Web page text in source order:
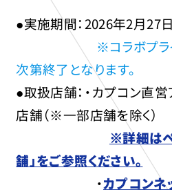
●実施期間：2026年2月27
※コラボプラ
次第終了となります。
●取扱店舗：・カプコン直
店舗（※一部店舗を除く）
※詳細は
舗」をご参照ください。
・カプコンネ